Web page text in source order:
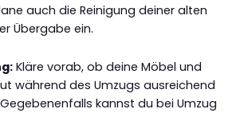
auch die Reinigung deiner alten
Übergabe ein.
Kläre vorab, ob deine Möbel und
während des Umzugs ausreichend
kannst du bei Umzug